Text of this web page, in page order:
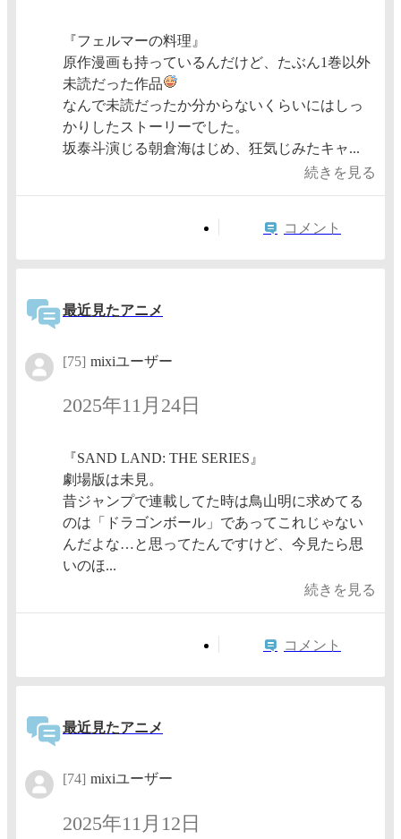
『フェルマーの料理』
原作漫画も持っているんだけど、たぶん1巻以外
未読だった作品
なんで未読だったか分からないくらいにはしっ
かりしたストーリーでした。
坂泰斗演じる朝倉海はじめ、狂気じみたキャ...
続きを見る
コメント
最近見たアニメ
[75] mixiユーザー
2025年11月24日
『SAND LAND: THE SERIES』
劇場版は未見。
昔ジャンプで連載してた時は鳥山明に求めてる
のは「ドラゴンボール」であってこれじゃない
んだよな…と思ってたんですけど、今見たら思
いのほ...
続きを見る
コメント
最近見たアニメ
[74] mixiユーザー
2025年11月12日